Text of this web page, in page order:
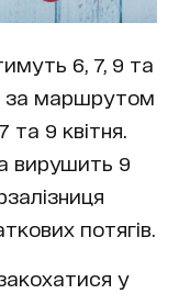
6, 7, 9 та
за маршрутом
та 9 квітня.
вирушить 9
потягів.
у